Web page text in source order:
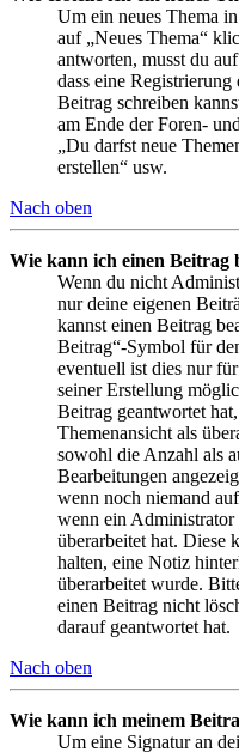
Um ein neues Thema
auf „Neues Thema“
antworten, musst du
dass eine
Beitrag schreiben
am Ende der Foren-
„Du darfst neue
erstellen“ usw.
Nach oben
Wie kann ich einen Beitrag
Wenn du nicht
nur deine eigenen
kannst einen Beitrag
Beitrag“-Symbol für
eventuell ist dies nur
seiner Erstellung
Beitrag geantwortet
Themenansicht als
sowohl die Anzahl als
Bearbeitungen
wenn noch niemand
wenn ein
überarbeitet hat. Diese
halten, eine Notiz
überarbeitet wurde.
einen Beitrag nicht
darauf geantwortet hat.
Nach oben
Wie kann ich meinem
Um eine Signatur an